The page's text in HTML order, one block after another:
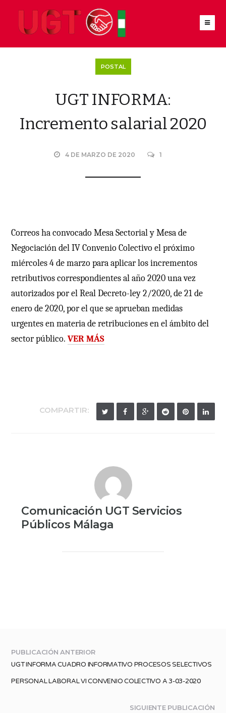
POSTAL
UGT INFORMA:
Incremento salarial 2020
4 DE MARZO DE 2020 1
Correos ha convocado Mesa Sectorial y Mesa de
Negociación del IV Convenio Colectivo el próximo
miércoles 4 de marzo para aplicar los incrementos
retributivos correspondientes al año 2020 una vez
autorizados por el Real Decreto-ley 2/2020, de 21 de
enero de 2020, por el que se aprueban medidas
urgentes en materia de retribuciones en el ámbito del
sector público.VER MÁS
COMPARTIR:
Comunicación UGT Servicios
Públicos Málaga
PUBLICACIÓN ANTERIOR
UGT INFORMA CUADRO INFORMATIVO PROCESOS SELECTIVOS
PERSONAL LABORAL VI CONVENIO COLECTIVO A 3-03-2020
SIGUIENTE PUBLICACIÓN